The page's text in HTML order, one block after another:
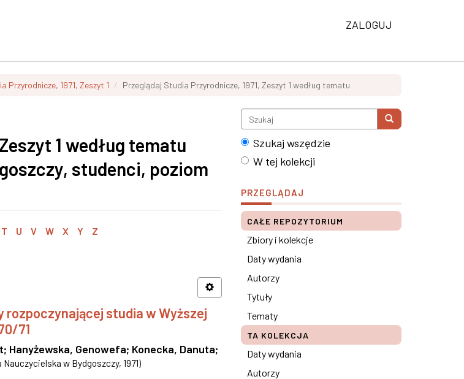
ZALOGUJ
Przyrodnicze, 1971, Zeszyt 1 Przeglądaj Studia Przyrodnicze, 1971, Zeszyt 1 według tematu
1 według tematu
studenci, poziom
T U V W X Y Z
rozpoczynającej studia w Wyższej
71
; Hanyżewska, Genowefa; Konecka, Danuta;
Nauczycielska w Bydgoszczy, 1971)
Szukaj wszędzie
W tej kolekcji
PRZEGLĄDAJ
CAŁE REPOZYTORIUM
Zbiory i kolekcje
Daty wydania
Autorzy
Tytuły
Tematy
TA KOLEKCJA
Daty wydania
Autorzy